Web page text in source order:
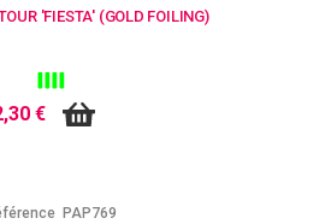
'FIESTA' (GOLD FOILING)
€
PAP769